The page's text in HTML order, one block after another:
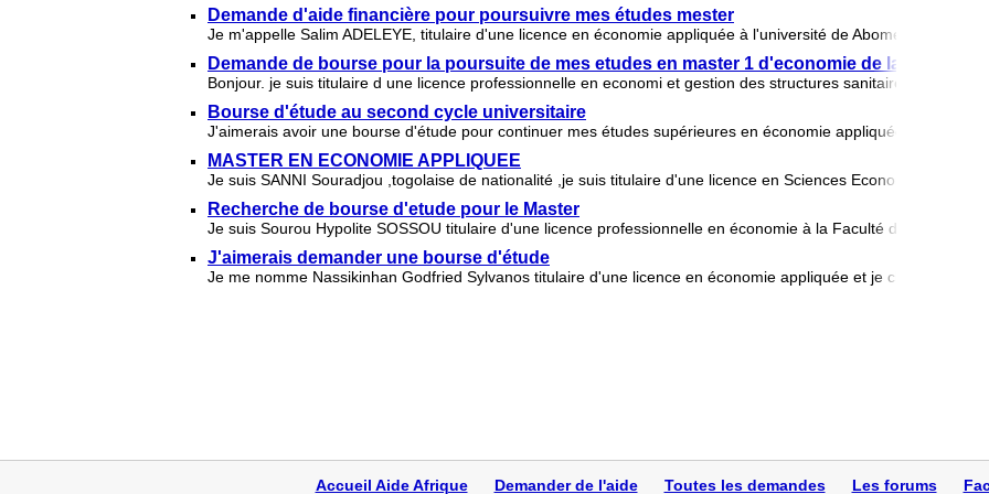
Demande d'aide financière pour poursuivre mes études mester
Je m'appelle Salim ADELEYE, titulaire d'une licence en économie appliquée à l'université de Abomey calavi au
Demande de bourse pour la poursuite de mes etudes en master 1 d'economie de la santé
Bonjour. je suis titulaire d une licence professionnelle en economi et gestion des structures sanitaires obtenue
Bourse d'étude au second cycle universitaire
J'aimerais avoir une bourse d'étude pour continuer mes études supérieures en économie appliquée. je suis un
MASTER EN ECONOMIE APPLIQUEE
Je suis SANNI Souradjou ,togolaise de nationalité ,je suis titulaire d'une licence en Sciences Economiques du
Recherche de bourse d'etude pour le Master
Je suis Sourou Hypolite SOSSOU titulaire d'une licence professionnelle en économie à la Faculté des Sciences
J'aimerais demander une bourse d'étude
Je me nomme Nassikinhan Godfried Sylvanos titulaire d'une licence en économie appliquée et je cherche une
Accueil Aide Afrique Demander de l'aide Toutes les demandes Les forums